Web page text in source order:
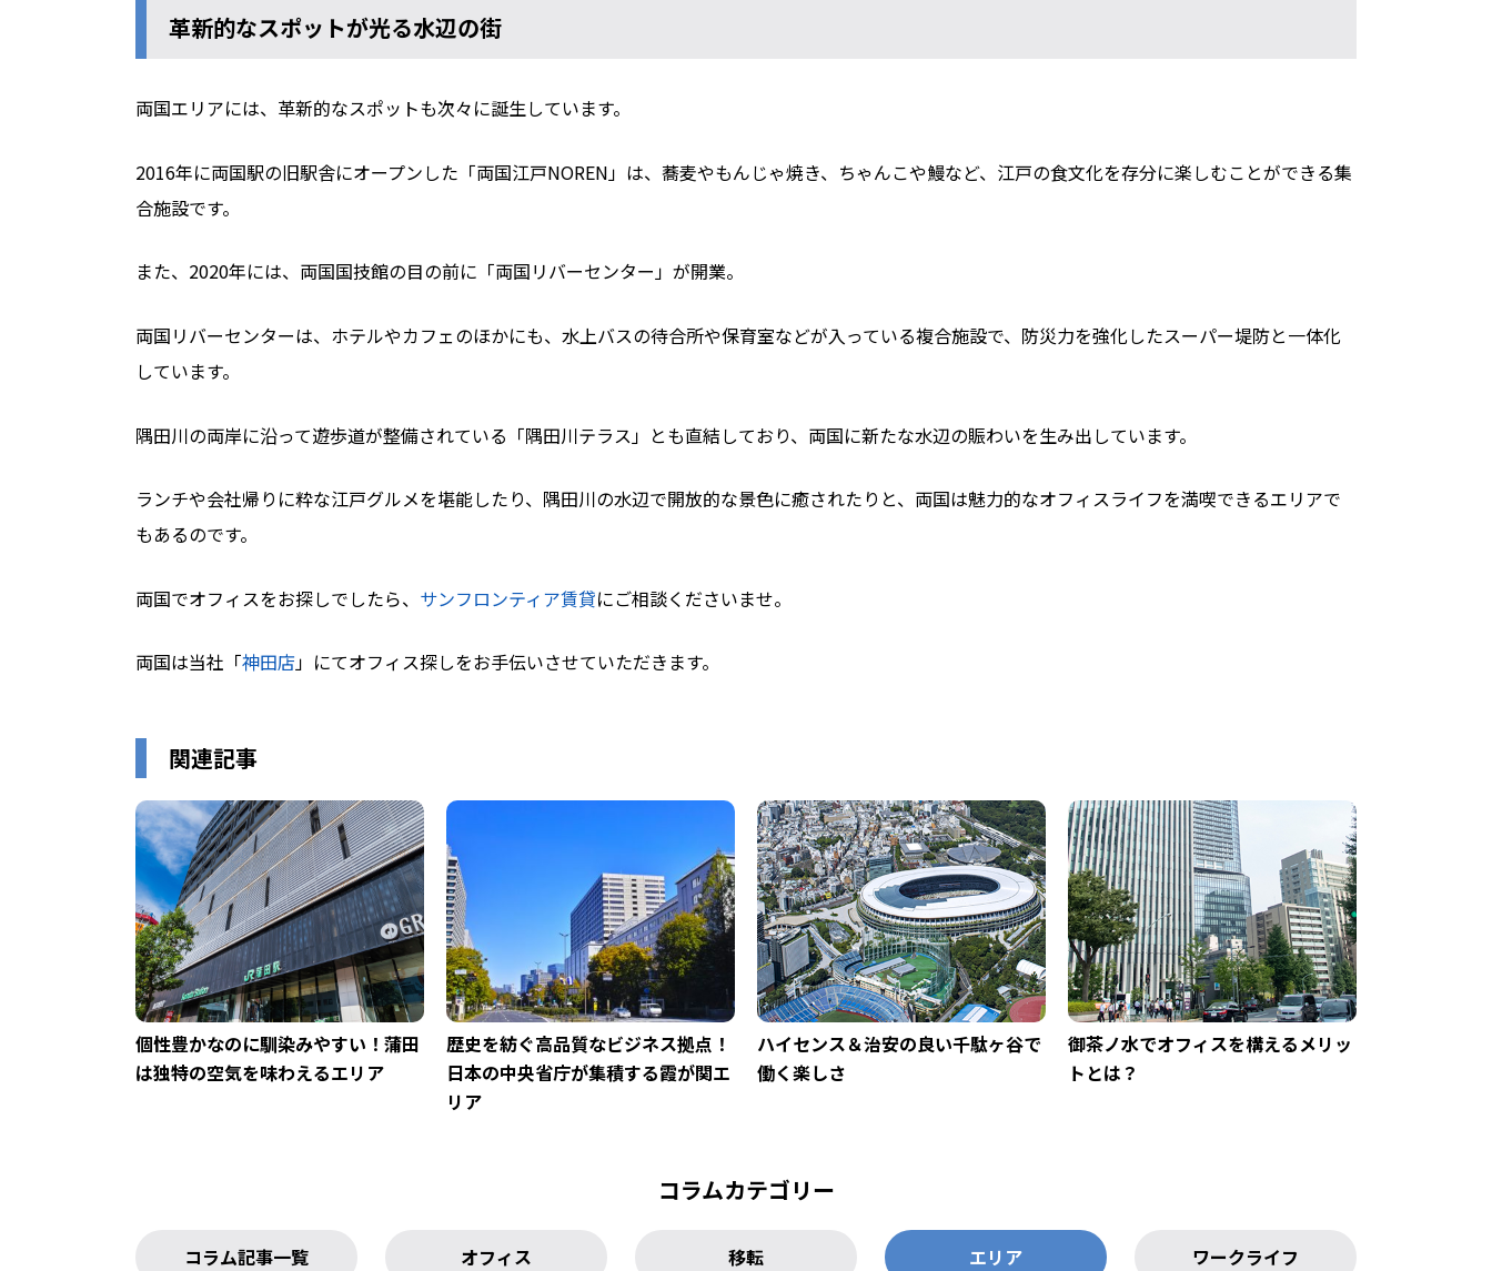
革新的なスポットが光る水辺の街
両国エリアには、革新的なスポットも次々に誕生しています。
2016年に両国駅の旧駅舎にオープンした「両国江戸NOREN」は、蕎麦やもんじゃ焼き、ちゃんこや鰻など、江戸の食文化を存分に楽しむことができる集
合施設です。
また、2020年には、両国国技館の目の前に「両国リバーセンター」が開業。
両国リバーセンターは、ホテルやカフェのほかにも、水上バスの待合所や保育室などが入っている複合施設で、防災力を強化したスーパー堤防と一体化
しています。
隅田川の両岸に沿って遊歩道が整備されている「隅田川テラス」とも直結しており、両国に新たな水辺の賑わいを生み出しています。
ランチや会社帰りに粋な江戸グルメを堪能したり、隅田川の水辺で開放的な景色に癒されたりと、両国は魅力的なオフィスライフを満喫できるエリアで
もあるのです。
両国でオフィスをお探しでしたら、 サンフロンティア賃貸にご相談くださいませ。
両国は当社「神田店」にてオフィス探しをお手伝いさせていただきます。
関連記事
個性豊かなのに馴染みやすい！蒲田
は独特の空気を味わえるエリア
歴史を紡ぐ高品質なビジネス拠点！
日本の中央省庁が集積する霞が関エ
リア
ハイセンス＆治安の良い千駄ヶ谷で
働く楽しさ
御茶ノ水でオフィスを構えるメリッ
トとは？
コラムカテゴリー
コラム記事一覧 オフィス 移転 エリア ワークライフ